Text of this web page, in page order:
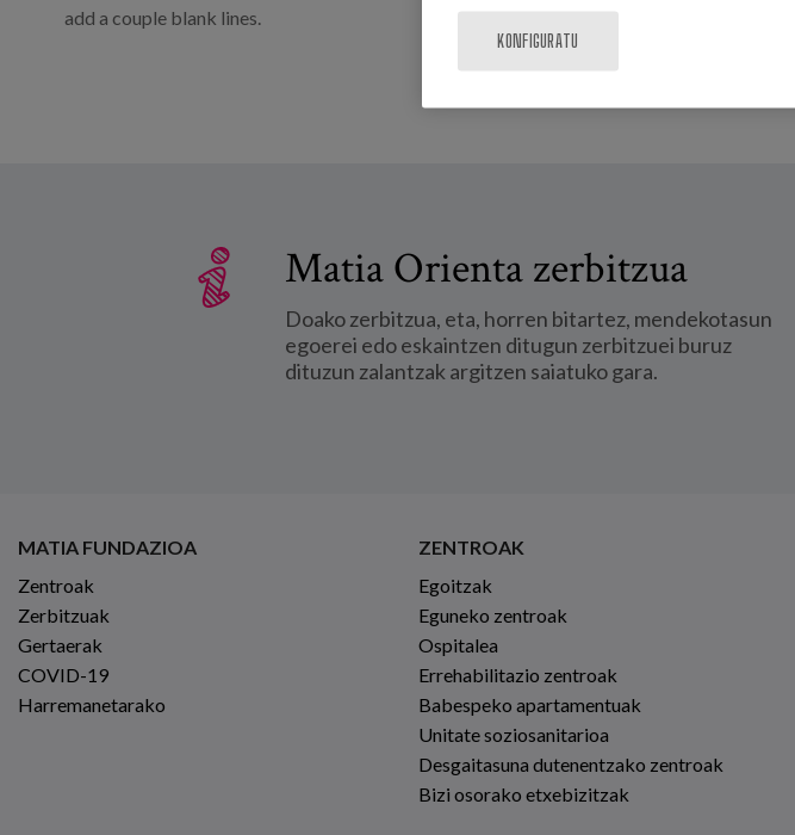
add a couple blank lines.
Matia Orienta zerbitzua
Doako zerbitzua, eta, horren bitartez, mendekotasun
egoerei edo eskaintzen ditugun zerbitzuei buruz
dituzun zalantzak argitzen saiatuko gara.
MATIA FUNDAZIOA
Zentroak
Zerbitzuak
Gertaerak
COVID-19
Harremanetarako
ZENTROAK
Egoitzak
Eguneko zentroak
Ospitalea
Errehabilitazio zentroak
Babespeko apartamentuak
Unitate soziosanitarioa
Desgaitasuna dutenentzako zentroak
Bizi osorako etxebizitzak
KONFIGURATU